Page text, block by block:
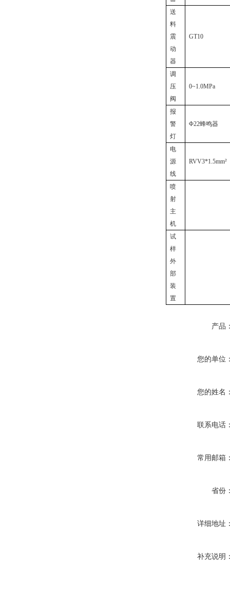
送
料
震
动
器
GT10
调
压
阀
0~1.0MPa
报
警
灯
Φ22蜂鸣器
电
源
线
RVV3*1.5mm²
喷
射
主
机
试
样
外
部
装
置
产品
您的单位
您的姓名
联系电话
常用邮箱
省份
详细地址
补充说明